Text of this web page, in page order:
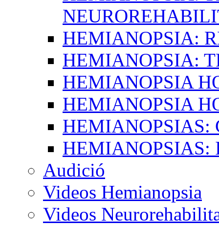
HEMIANOPSIA:
HEMIANOPSIA:
HEMIANOPSIA
HEMIANOPSIA
HEMIANOPSIAS:
HEMIANOPSIAS:
Audició
Videos Hemianopsia
Videos